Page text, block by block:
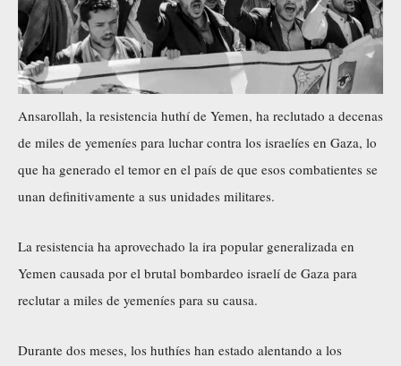
Ansarollah, la resistencia huthí de Yemen, ha reclutado a decenas
de miles de yemeníes para luchar contra los israelíes en Gaza, lo
que ha generado el temor en el país de que esos combatientes se
unan definitivamente a sus unidades militares.
La resistencia ha aprovechado la ira popular generalizada en
Yemen causada por el brutal bombardeo israelí de Gaza para
reclutar a miles de yemeníes para su causa.
Durante dos meses, los huthíes han estado alentando a los